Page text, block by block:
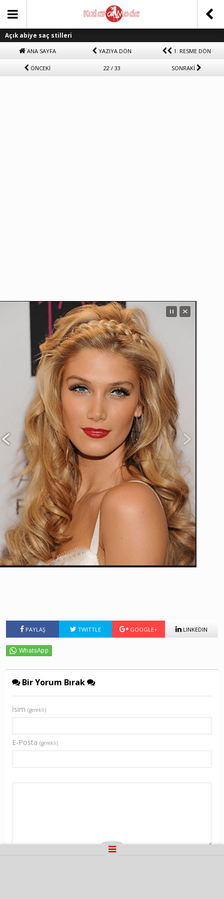
Açık abiye saç stilleri
ANA SAYFA YAZIYA DÖN 1. RESME DÖN
ÖNCEKİ 22 / 33 SONRAKİ
PAYLAŞ TWITTLE GOOGLE+ LINKEDIN
Bir Yorum Bırak
İsim (gerekli)
E-Posta (gerekli)